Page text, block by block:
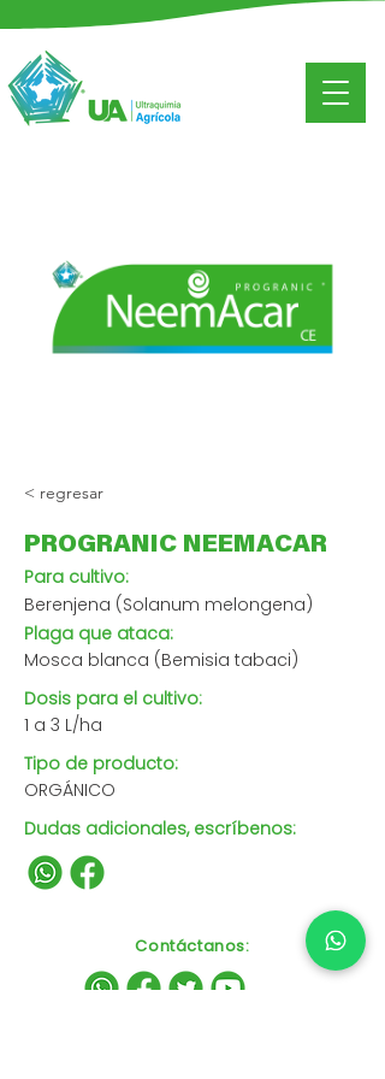
< regresar
PROGRANIC NEEMACAR
Para cultivo:
Berenjena (Solanum melongena)
Plaga que ataca:
Mosca blanca (Bemisia tabaci)
Dosis para el cultivo:
1 a 3 L/ha
Tipo de producto:
ORGÁNICO
Dudas adicionales, escríbenos:
Contáctanos: